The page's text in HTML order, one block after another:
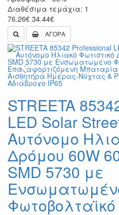
Διαθέσιμα τεμάχια: 1
76.26€ 34.44€
ΑΓΟΡΑ
Previous
STREETA
LED Solar
Αυτόνομο
Δρόμου 60W
SMD 5730 με
Φωτοβολταϊκό